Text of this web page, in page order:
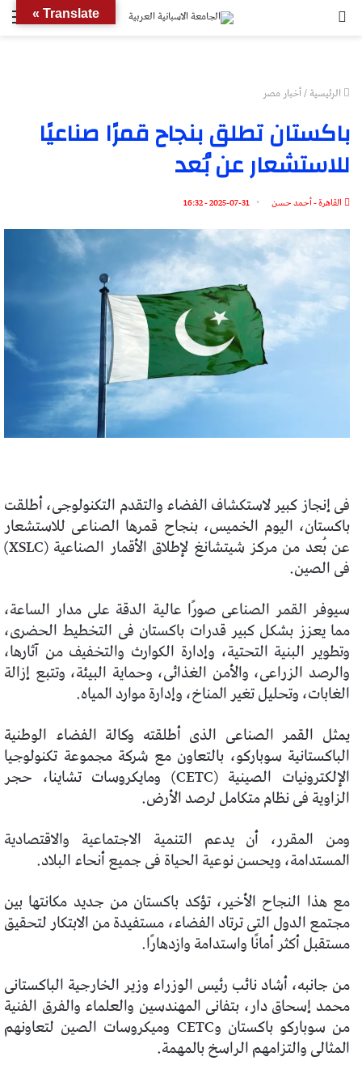
الرئيسية/أخبار مصر
باكستان تطلق بنجاح قمرًا صناعيًا
للاستشعار عن بُعد
القاهرة - أحمد حسن 2025-07-31 - 16:32
فى إنجاز كبير لاستكشاف الفضاء والتقدم التكنولوجى، أطلقت
باكستان، اليوم الخميس، بنجاح قمرها الصناعى للاستشعار
عن بُعد من مركز شيتشانغ لإطلاق الأقمار الصناعية (XSLC)
فى الصين.
سيوفر القمر الصناعى صورًا عالية الدقة على مدار الساعة،
مما يعزز بشكل كبير قدرات باكستان فى التخطيط الحضرى،
وتطوير البنية التحتية، وإدارة الكوارث والتخفيف من آثارها،
والرصد الزراعى، والأمن الغذائى، وحماية البيئة، وتتبع إزالة
الغابات، وتحليل تغير المناخ، وإدارة موارد المياه.
يمثل القمر الصناعى الذى أطلقته وكالة الفضاء الوطنية
الباكستانية سوباركو، بالتعاون مع شركة مجموعة تكنولوجيا
الإلكترونيات الصينية (CETC) ومايكروسات تشاينا، حجر
الزاوية فى نظام متكامل لرصد الأرض.
ومن المقرر، أن يدعم التنمية الاجتماعية والاقتصادية
المستدامة، ويحسن نوعية الحياة فى جميع أنحاء البلاد.
مع هذا النجاح الأخير، تؤكد باكستان من جديد مكانتها بين
مجتمع الدول التى ترتاد الفضاء، مستفيدة من الابتكار لتحقيق
مستقبل أكثر أمانًا واستدامة وازدهارًا.
من جانبه، أشاد نائب رئيس الوزراء وزير الخارجية الباكستانى
محمد إسحاق دار، بتفانى المهندسين والعلماء والفرق الفنية
من سوباركو باكستان وCETC وميكروسات الصين لتعاونهم
المثالى والتزامهم الراسخ بالمهمة.
Translate »